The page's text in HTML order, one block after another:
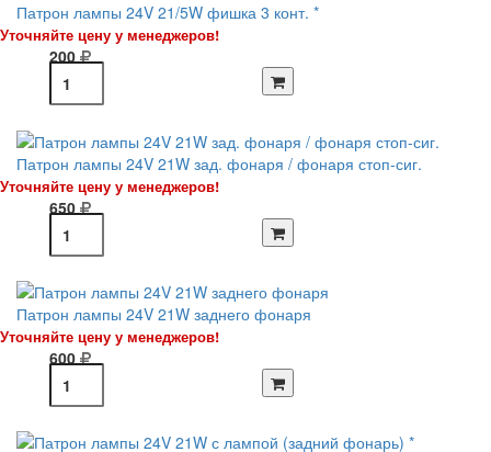
Патрон лампы 24V 21/5W фишка 3 конт. *
Уточняйте цену у менеджеров!
200
Патрон лампы 24V 21W зад. фонаря / фонаря стоп-сиг.
Уточняйте цену у менеджеров!
650
Патрон лампы 24V 21W заднего фонаря
Уточняйте цену у менеджеров!
600